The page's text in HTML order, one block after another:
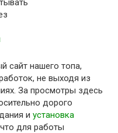
сайт нашего топа,
не выходя из
За просмотры здесь
дорого
и установка
что для работы